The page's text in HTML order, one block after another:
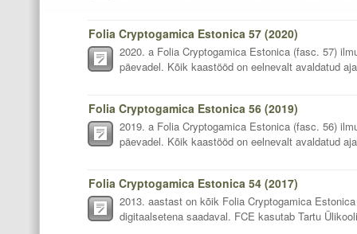
Folia Cryptogamica Estonica 57 (2020)
2020. a Folia Cryptogamica Estonica (fasc. 57)
päevadel. Kõik kaastööd on eelnevalt avaldatud
Folia Cryptogamica Estonica 56 (2019)
2019. a Folia Cryptogamica Estonica (fasc. 56)
päevadel. Kõik kaastööd on eelnevalt avaldatud
Folia Cryptogamica Estonica 54 (2017)
2013. aastast on kõik Folia Cryptogamica
digitaalsetena saadaval. FCE kasutab Tartu